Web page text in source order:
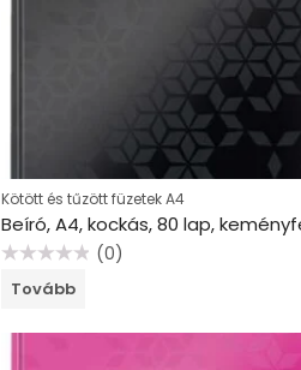
Kötött és tűzött füzetek A4
(0)
Tovább